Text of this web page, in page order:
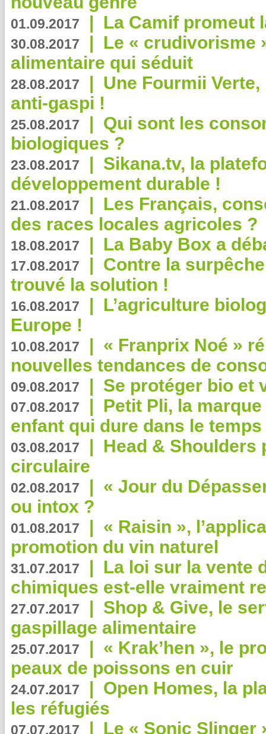
01.09.2017 | La Camif promeut
30.08.2017 | Le « crudivorisme
alimentaire qui séduit
28.08.2017 | Une Fourmii
anti-gaspi !
25.08.2017 | Qui sont les
biologiques ?
23.08.2017 | Sikana.tv, la
développement durable !
21.08.2017 | Les Français,
des races locales agricoles ?
18.08.2017 | La Baby Box a
17.08.2017 | Contre la
trouvé la solution !
16.08.2017 | L’agriculture
Europe !
10.08.2017 | « Franprix Noé »
nouvelles tendances de
09.08.2017 | Se protéger bio et
07.08.2017 | Petit Pli, la
enfant qui dure dans le temps
03.08.2017 | Head & Shoulders
circulaire
02.08.2017 | « Jour du
ou intox ?
01.08.2017 | « Raisin »,
promotion du vin naturel
31.07.2017 | La loi sur la vente
chimiques est-elle vraiment
27.07.2017 | Shop & Give, le
gaspillage alimentaire
25.07.2017 | « Krak’hen », le
peaux de poissons en cuir
24.07.2017 | Open Homes, la
les réfugiés
07.07.2017 | Le « Sonic Slinger